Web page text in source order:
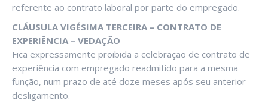
referente ao contrato laboral por parte do empregado.
CLÁUSULA VIGÉSIMA TERCEIRA – CONTRATO DE
EXPERIÊNCIA – VEDAÇÃO
Fica expressamente proibida a celebração de contrato de
experiência com empregado readmitido para a mesma
função, num prazo de até doze meses após seu anterior
desligamento.